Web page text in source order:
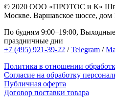
© 2020 ООО «ПРОТОС и К»
Москве. Варшавское шоссе, дом
По будням 9:00–19:00,
праздничные дни
+7 (495) 921-39-22 /Telegram /
Политика в отношении
Согласие на обработку
Публичная оферта
Договор поставки товара